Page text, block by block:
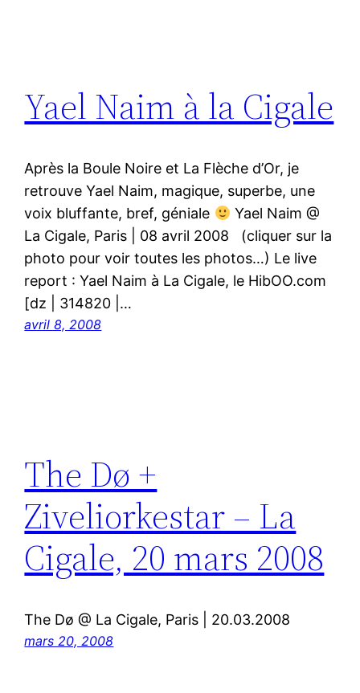
Yael Naim à la Cigale
Après la Boule Noire et La Flèche d’Or, je
retrouve Yael Naim, magique, superbe, une
voix bluffante, bref, géniale
Yael Naim @
La Cigale, Paris | 08 avril 2008 (cliquer sur la
photo pour voir toutes les photos…) Le live
report : Yael Naim à La Cigale, le HibOO.com
[dz | 314820 |…
avril 8, 2008
The Dø +
Ziveliorkestar – La
Cigale, 20 mars 2008
The Dø @ La Cigale, Paris | 20.03.2008
mars 20, 2008